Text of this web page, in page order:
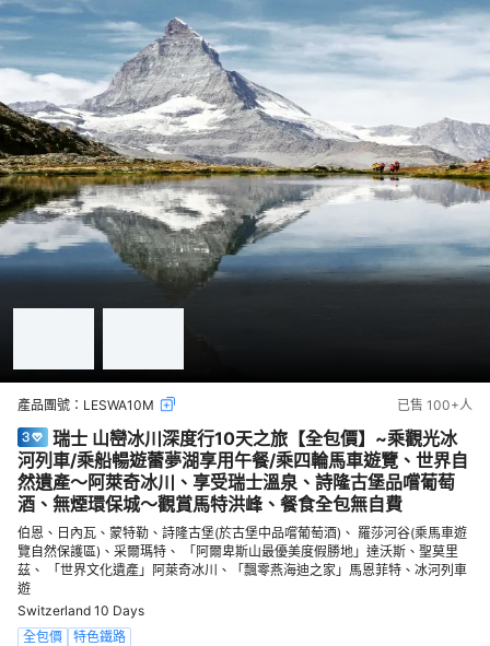
產品團號： LESWA10M 已售 100+人
瑞士 山巒冰川深度行10天之旅【全包價】~乘觀光冰
河列車/乘船暢遊蕾夢湖享用午餐/乘四輪馬車遊覽、世界自
然遺產～阿萊奇冰川、享受瑞士溫泉、詩隆古堡品嚐葡萄
酒、無煙環保城～觀賞馬特洪峰、餐食全包無自費
伯恩、日內瓦、蒙特勒、詩隆古堡(於古堡中品嚐葡萄酒)、 羅莎河谷(乘馬車遊
覽自然保護區)、采爾瑪特、 「阿爾卑斯山最優美度假勝地」達沃斯、聖莫里
茲、 「世界文化遺產」阿萊奇冰川、「飄零燕海迪之家」馬恩菲特、冰河列車
遊
Switzerland 10 Days
全包價
特色鐵路